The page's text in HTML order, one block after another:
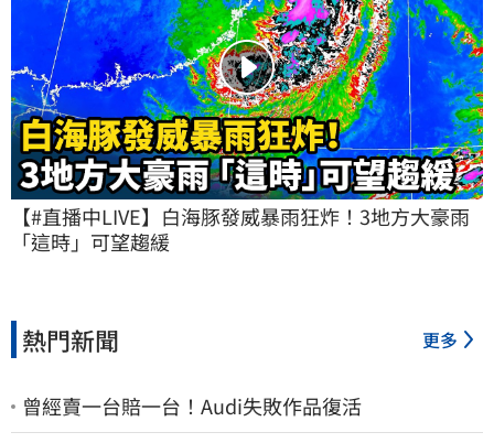
【#直播中LIVE】白海豚發威暴雨狂炸！3地方大豪雨
「這時」可望趨緩
熱門新聞 更多
曾經賣一台賠一台！Audi失敗作品復活